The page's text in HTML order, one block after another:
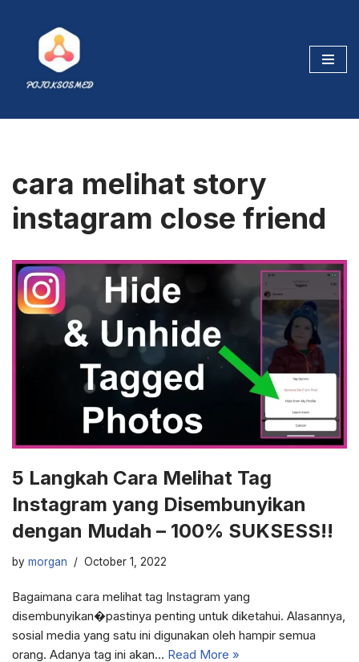
content
cara melihat story
instagram close friend
5 Langkah Cara Melihat Tag
Instagram yang Disembunyikan
dengan Mudah – 100% SUKSESS!!
by morgan October 1, 2022
Bagaimana cara melihat tag Instagram yang
disembunyikan�pastinya penting untuk diketahui. Alasannya,
sosial media yang satu ini digunakan oleh hampir semua
orang. Adanya tag ini akan… Read More »